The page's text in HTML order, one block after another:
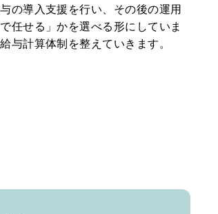
の導入支援を行い、その後の運用
任せる」かを選べる形にしていま
与計算体制を整えていきます。